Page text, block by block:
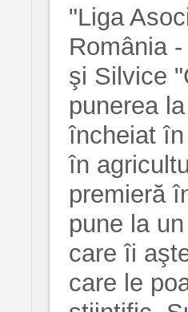
"Liga
România
şi Silvice
punerea
încheiat
în
premieră
pune la
care îi
care le